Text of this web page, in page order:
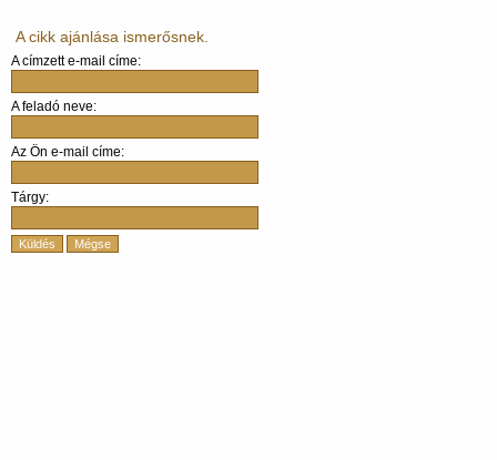
A cikk ajánlása ismerősnek.
A címzett e-mail címe:
A feladó neve:
Az Ön e-mail címe:
Tárgy:
Küldés Mégse